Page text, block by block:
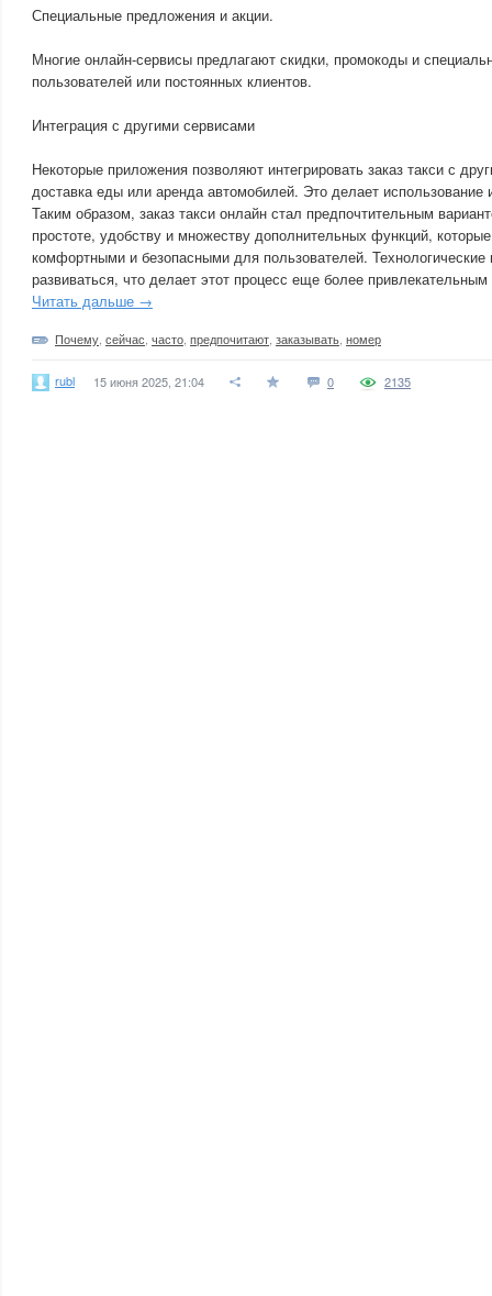
Специальные предложения и акции.
Многие онлайн-сервисы предлагают скидки, промокоды и
пользователей или постоянных клиентов.
Интеграция с другими сервисами
Некоторые приложения позволяют интегрировать заказ такси с
доставка еды или аренда автомобилей. Это делает
Таким образом, заказ такси онлайн стал предпочтительным
простоте, удобству и множеству дополнительных функций,
комфортными и безопасными для пользователей.
развиваться, что делает этот процесс еще более
Читать дальше →
Почему сейчас часто предпочитают заказывать номер
rubl 15 июня 2025, 21:04 0 2135